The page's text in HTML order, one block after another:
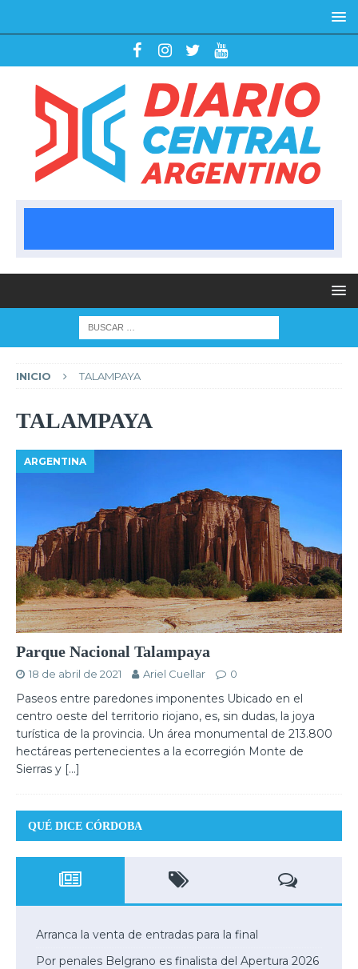
INICIO TALAMPAYA
TALAMPAYA
ARGENTINA
Parque Nacional Talampaya
18 de abril de 2021 Ariel Cuellar 0
Paseos entre paredones imponentes Ubicado en el
centro oeste del territorio riojano, es, sin dudas, la joya
turística de la provincia. Un área monumental de 213.800
hectáreas pertenecientes a la ecorregión Monte de
Sierras y […]
QUÉ DICE CÓRDOBA
Arranca la venta de entradas para la final
Por penales Belgrano es finalista del Apertura 2026